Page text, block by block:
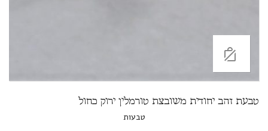
טבעת זהב יחודית משובצת טורמלין ירוק כחול
טבעות